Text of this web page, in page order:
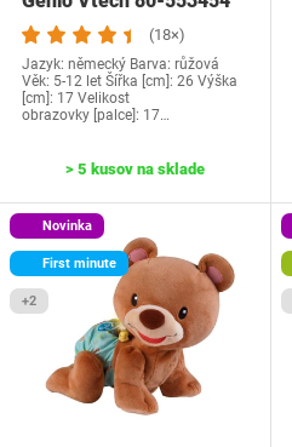
(18×)
Jazyk: německý Barva: růžová
Věk: 5-12 let Šířka [cm]: 26 Výška
[cm]: 17 Velikost
obrazovky [palce]: 17…
> 5 kusov na sklade
Novinka
First minute
+2